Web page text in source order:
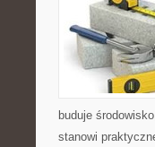
buduje
stanowi